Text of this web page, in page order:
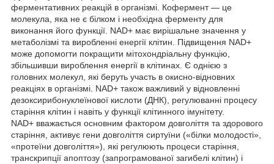
ферментативних реакцій в організмі. Кофермент — це
молекула, яка не є білком і необхідна ферменту для
виконання його функції. NAD+ має вирішальне значення у
метаболізмі та виробленні енергії клітин. Підвищення NAD+
може допомогти покращити мітохондріальну функцію,
збільшивши вироблення енергії в клітинах. Є однією з
головних молекул, які беруть участь в окисно-відновних
реакціях в організмі. NAD+ також важливий у відновленні
дезоксирибонуклеїнової кислоти (ДНК), регулюванні процесу
старіння клітин і навіть у функції клітинного імунітету.
NAD+ вважається основним фактором довголіття та здорового
старіння, активує гени довголіття сиртуїни («білки молодості»,
«протеїни довголіття»), які регулюють процеси старіння,
транскрипції апоптозу (запрограмованої загибелі клітин) і